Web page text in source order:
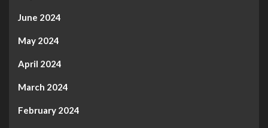
June 2024
May 2024
April 2024
March 2024
February 2024